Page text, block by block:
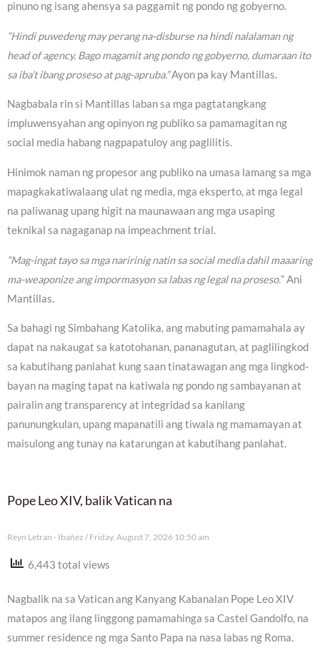
pinuno ng isang ahensya sa paggamit ng pondo ng gobyerno.
“Hindi puwedeng may perang na-disburse na hindi nalalaman ng
head of agency. Bago magamit ang pondo ng gobyerno, dumaraan ito
sa iba’t ibang proseso at pag-apruba.”Ayon pa kay Mantillas.
Nagbabala rin si Mantillas laban sa mga pagtatangkang
impluwensyahan ang opinyon ng publiko sa pamamagitan ng
social media habang nagpapatuloy ang paglilitis.
Hinimok naman ng propesor ang publiko na umasa lamang sa mga
mapagkakatiwalaang ulat ng media, mga eksperto, at mga legal
na paliwanag upang higit na maunawaan ang mga usaping
teknikal sa nagaganap na impeachment trial.
“Mag-ingat tayo sa mga naririnig natin sa social media dahil maaaring
ma-weaponize ang impormasyon sa labas ng legal na proseso.” Ani
Mantillas.
Sa bahagi ng Simbahang Katolika, ang mabuting pamamahala ay
dapat na nakaugat sa katotohanan, pananagutan, at paglilingkod
sa kabutihang panlahat kung saan tinatawagan ang mga lingkod-
bayan na maging tapat na katiwala ng pondo ng sambayanan at
pairalin ang transparency at integridad sa kanilang
panunungkulan, upang mapanatili ang tiwala ng mamamayan at
maisulong ang tunay na katarungan at kabutihang panlahat.
Pope Leo XIV, balik Vatican na
Reyn Letran - Ibañez Friday, August 7, 2026 10:50 am
6,443 total views
Nagbalik na sa Vatican ang Kanyang Kabanalan Pope Leo XIV
matapos ang ilang linggong pamamahinga sa Castel Gandolfo, na
summer residence ng mga Santo Papa na nasa labas ng Roma.